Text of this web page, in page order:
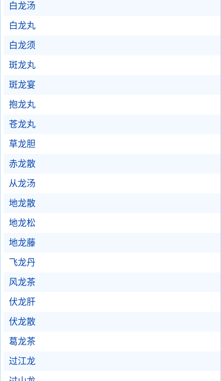
白龙汤
白龙丸
白龙须
斑龙丸
斑龙宴
抱龙丸
苍龙丸
草龙胆
赤龙散
从龙汤
地龙散
地龙松
地龙藤
飞龙丹
风龙茶
伏龙肝
伏龙散
葛龙茶
过江龙